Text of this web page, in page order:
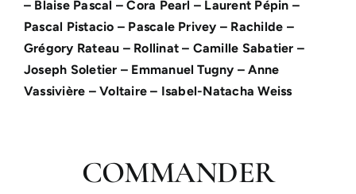
– Blaise Pascal – Cora Pearl – Laurent Pépin –
Pascal Pistacio – Pascale Privey – Rachilde –
Grégory Rateau – Rollinat – Camille Sabatier –
Joseph Soletier – Emmanuel Tugny – Anne
Vassivière – Voltaire – Isabel-Natacha Weiss
COMMANDER